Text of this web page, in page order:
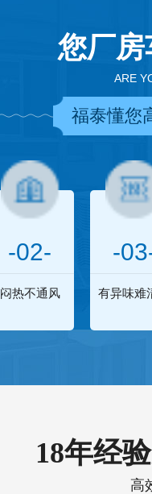
您厂
ARE
福泰懂您
-02-
闷热不通风
-
有异味难
18年经
高